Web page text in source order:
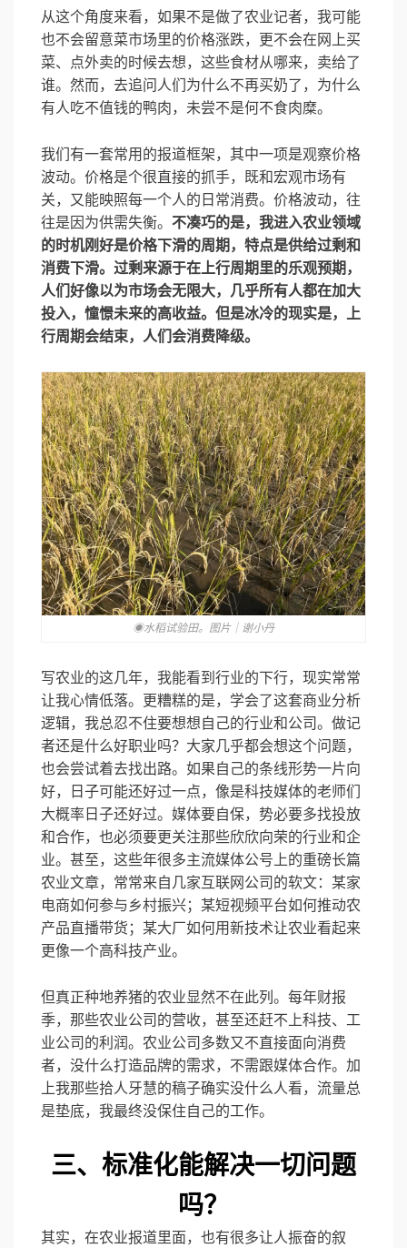
从这个角度来看，如果不是做了农业记者，我可能
也不会留意菜市场里的价格涨跌，更不会在网上买
菜、点外卖的时候去想，这些食材从哪来，卖给了
谁。然而，去追问人们为什么不再买奶了，为什么
有人吃不值钱的鸭肉，未尝不是何不食肉糜。
我们有一套常用的报道框架，其中一项是观察价格
波动。价格是个很直接的抓手，既和宏观市场有
关，又能映照每一个人的日常消费。价格波动，往
往是因为供需失衡。 不凑巧的是，我进入农业领域
的时机刚好是价格下滑的周期，特点是供给过剩和
消费下滑。过剩来源于在上行周期里的乐观预期，
人们好像以为市场会无限大，几乎所有人都在加大
投入，憧憬未来的高收益。但是冰冷的现实是，上
行周期会结束，人们会消费降级。
◉水稻试验田。图片｜谢小丹
写农业的这几年，我能看到行业的下行，现实常常
让我心情低落。更糟糕的是，学会了这套商业分析
逻辑，我总忍不住要想想自己的行业和公司。做记
者还是什么好职业吗？大家几乎都会想这个问题，
也会尝试着去找出路。如果自己的条线形势一片向
好，日子可能还好过一点，像是科技媒体的老师们
大概率日子还好过。媒体要自保，势必要多找投放
和合作，也必须要更关注那些欣欣向荣的行业和企
业。甚至，这些年很多主流媒体公号上的重磅长篇
农业文章，常常来自几家互联网公司的软文：某家
电商如何参与乡村振兴；某短视频平台如何推动农
产品直播带货；某大厂如何用新技术让农业看起来
更像一个高科技产业。
但真正种地养猪的农业显然不在此列。每年财报
季，那些农业公司的营收，甚至还赶不上科技、工
业公司的利润。农业公司多数又不直接面向消费
者，没什么打造品牌的需求，不需跟媒体合作。加
上我那些拾人牙慧的稿子确实没什么人看，流量总
是垫底，我最终没保住自己的工作。
三、标准化能解决一切问题
吗？
其实，在农业报道里面，也有很多让人振奋的叙